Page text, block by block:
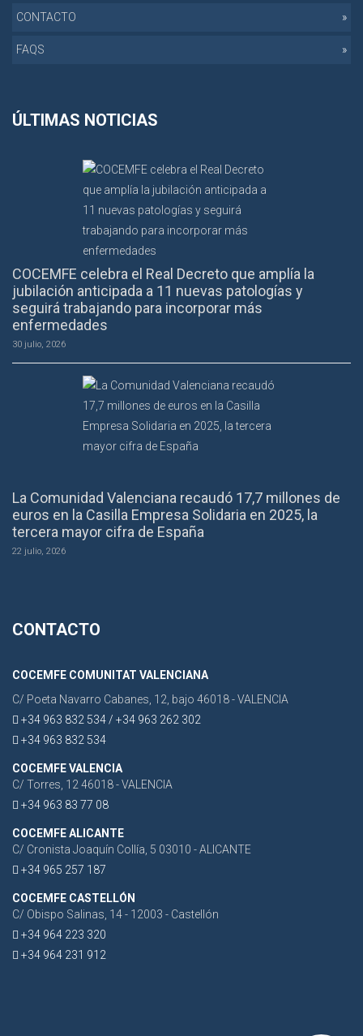
CONTACTO
FAQS
ÚLTIMAS NOTICIAS
COCEMFE celebra el Real Decreto que amplía la
jubilación anticipada a 11 nuevas patologías y
seguirá trabajando para incorporar más
enfermedades
30 julio, 2026
La Comunidad Valenciana recaudó 17,7 millones de
euros en la Casilla Empresa Solidaria en 2025, la
tercera mayor cifra de España
22 julio, 2026
CONTACTO
COCEMFE COMUNITAT VALENCIANA
C/ Poeta Navarro Cabanes, 12, bajo 46018 - VALENCIA
+34 963 832 534 / +34 963 262 302
+34 963 832 534
COCEMFE VALENCIA
C/ Torres, 12 46018 - VALENCIA
+34 963 83 77 08
COCEMFE ALICANTE
C/ Cronista Joaquín Collía, 5 03010 - ALICANTE
+34 965 257 187
COCEMFE CASTELLÓN
C/ Obispo Salinas, 14 - 12003 - Castellón
+34 964 223 320
+34 964 231 912